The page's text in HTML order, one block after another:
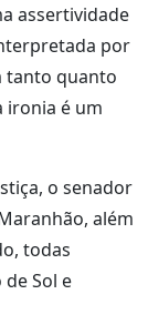
assertividade
por
tanto quanto
ironia é um
o senador
além
todas
Sol e